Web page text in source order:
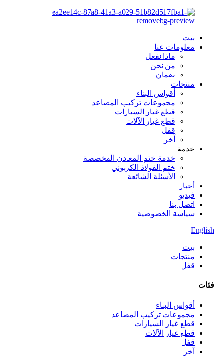
بيت
معلومات عنا
ماذا نفعل
من نحن
ضمان
منتجات
أقواس البناء
مجموعات تركيب المصاعد
قطع غيار السيارات
قطع غيار الآلات
قفل
آخر
خدمة
خدمة ختم المعادن المخصصة
ختم الفولاذ الكربوني
الأسئلة الشائعة
أخبار
فيديو
اتصل بنا
سياسة الخصوصية
English
بيت
منتجات
قفل
فئات
أقواس البناء
مجموعات تركيب المصاعد
قطع غيار السيارات
قطع غيار الآلات
قفل
آخر